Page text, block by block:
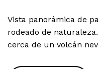
Vista panorámica de
rodeado de
cerca de un volcán